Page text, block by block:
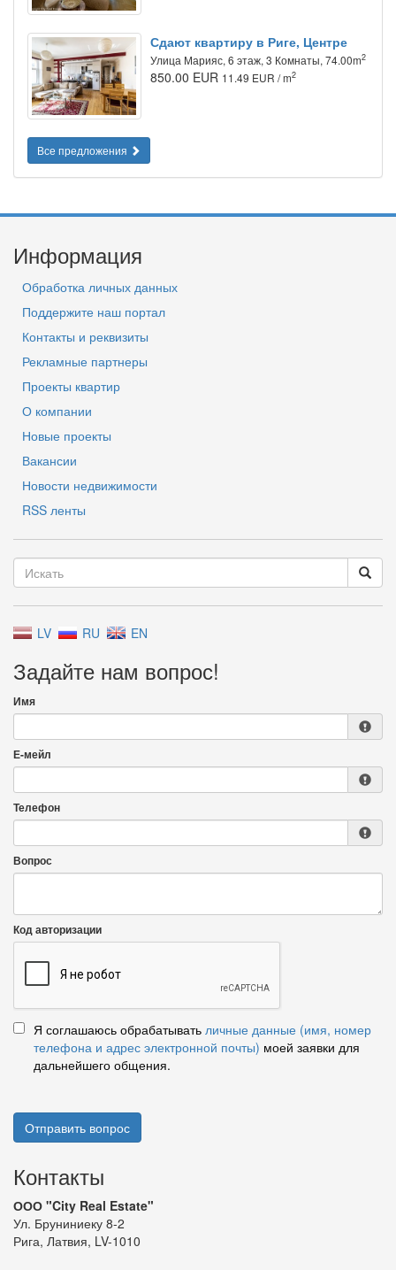
Сдают квартиру в Риге, Центре
Улица Марияс, 6 этаж, 3 Комнаты, 74.00m2
850.00 EUR 11.49 EUR / m2
Все предложения
Информация
Обработка личных данных
Поддержите наш портал
Контакты и реквизиты
Рекламные партнеры
Проекты квартир
О компании
Новые проекты
Вакансии
Новости недвижимости
RSS ленты
LV RU EN
Задайте нам вопрос!
Имя
Е-мейл
Телефон
Вопрос
Код авторизации
Я соглашаюсь обрабатывать личные данные (имя, номер
телефона и адрес электронной почты) моей заявки для
дальнейшего общения.
Отправить вопрос
Контакты
ООО "City Real Estate"
Ул. Бруниниеку 8-2
Рига, Латвия, LV-1010